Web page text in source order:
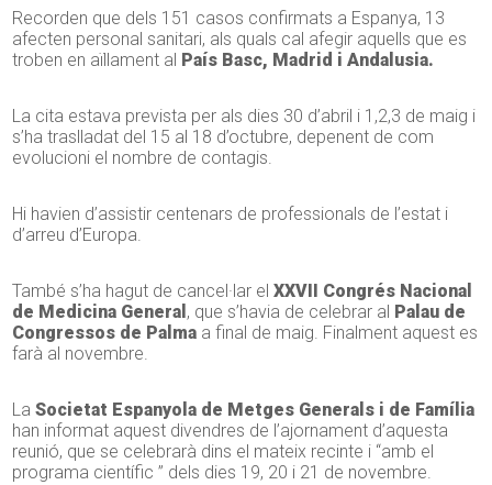
Recorden que dels 151 casos confirmats a Espanya, 13
afecten personal sanitari, als quals cal afegir aquells que es
troben en aïllament al País Basc, Madrid i Andalusia.
La cita estava prevista per als dies 30 d’abril i 1,2,3 de maig i
s’ha traslladat del 15 al 18 d’octubre, depenent de com
evolucioni el nombre de contagis.
Hi havien d’assistir centenars de professionals de l’estat i
d’arreu d’Europa.
També s’ha hagut de cancel·lar elXXVII Congrés Nacional
de Medicina General , que s’havia de celebrar al Palau de
Congressos de Palma a final de maig. Finalment aquest es
farà al novembre.
LaSocietat Espanyola de Metges Generals i de Família
han informat aquest divendres de l’ajornament d’aquesta
reunió, que se celebrarà dins el mateix recinte i “amb el
programa científic ” dels dies 19, 20 i 21 de novembre.